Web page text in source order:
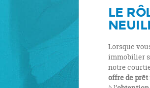
LE
Lorsque
immobilier
notre
offre de prêt